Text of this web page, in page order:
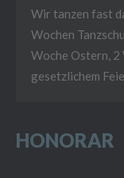
Wir tanzen fast
Wochen
Woche Ostern, 2
gesetzlichem
HONORAR